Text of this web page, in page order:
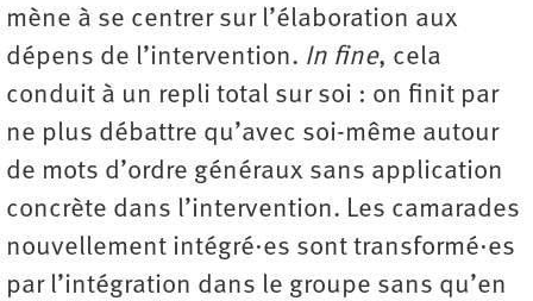
mène à se centrer sur l’élaboration aux
dépens de l’intervention. In fine, cela
conduit à un repli total sur soi : on finit par
ne plus débattre qu’avec soi-même autour
de mots d’ordre généraux sans application
concrète dans l’intervention. Les camarades
nouvellement intégré·es sont transformé·es
par l’intégration dans le groupe sans qu’en